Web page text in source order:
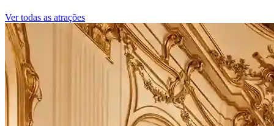
Ver todas as atrações